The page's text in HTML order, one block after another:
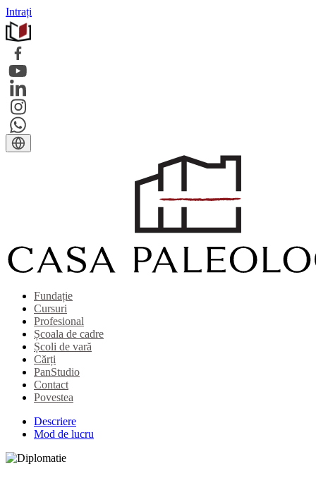
Intrați
Fundație
Cursuri
Profesional
Școala de cadre
Școli de vară
Cărți
PanStudio
Contact
Povestea
Descriere
Mod de lucru